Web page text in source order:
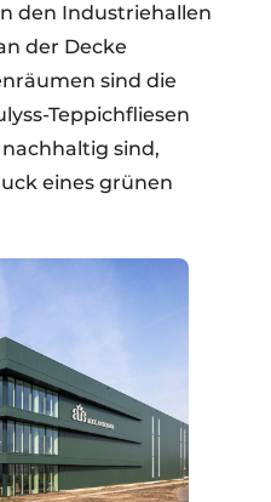
den Industriehallen
der Decke
sind die
Teppichfliesen
sind,
eines grünen